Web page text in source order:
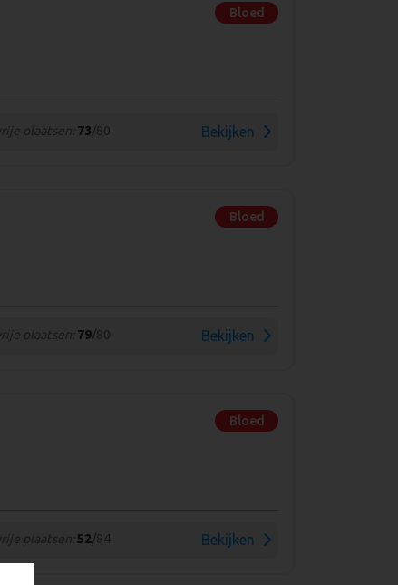
Bloed
vrije plaatsen: 73/80 Bekijken
Bloed
vrije plaatsen: 79/80 Bekijken
Bloed
vrije plaatsen: 52/84 Bekijken